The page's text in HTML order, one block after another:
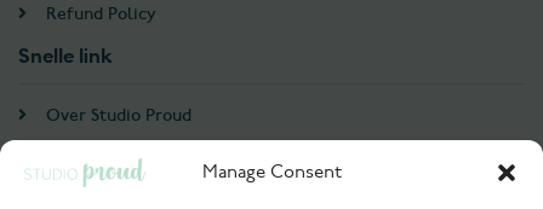
Manage Consent
Refund Policy
Snelle link
Over Studio Proud